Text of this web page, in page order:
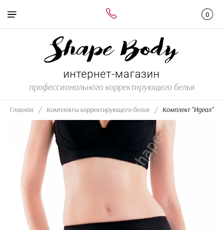
интернет-магазин
профессионального корректирующего белья
Главная / Комплекты корректирующего белья /